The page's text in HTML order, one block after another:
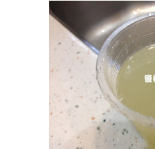
路清洗機 ，開始 清洗
出，很像青草茶，而且還
及影片，客戶 邱小姐 看
小時後，出水量正常，
水管, 水管清洗, 洗水管,